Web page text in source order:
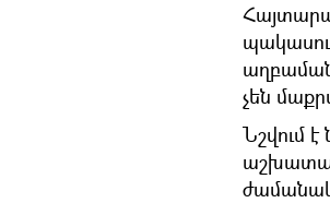
չեն
Նշվում